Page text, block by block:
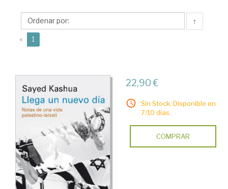
↑
« 1
22,90 €
Sin Stock. Disponible en
7/10 días.
COMPRAR